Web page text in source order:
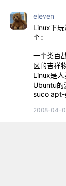
eleven
Linux下玩
个：
一个类百
区的吉祥
Linux是人
Ubuntu的
sudo apt-
2008-04-